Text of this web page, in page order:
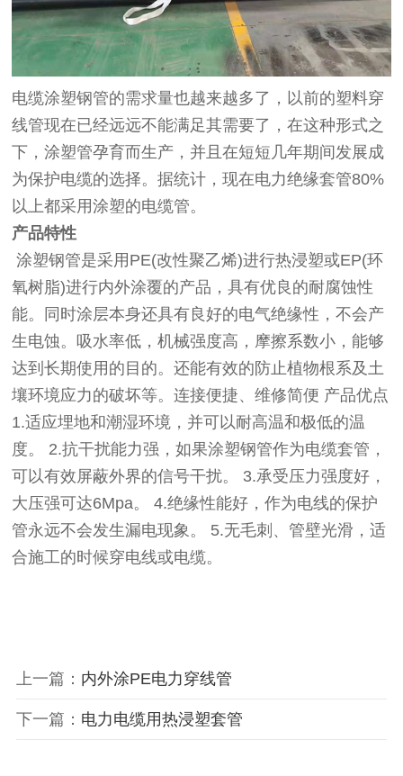
电缆涂塑钢管的需求量也越来越多了，以前的塑料穿
线管现在已经远远不能满足其需要了，在这种形式之
下，涂塑管孕育而生产，并且在短短几年期间发展成
为保护电缆的选择。据统计，现在电力绝缘套管80%
以上都采用涂塑的电缆管。
产品特性
涂塑钢管是采用PE(改性聚乙烯)进行热浸塑或EP(环
氧树脂)进行内外涂覆的产品，具有优良的耐腐蚀性
能。同时涂层本身还具有良好的电气绝缘性，不会产
生电蚀。吸水率低，机械强度高，摩擦系数小，能够
达到长期使用的目的。还能有效的防止植物根系及土
壤环境应力的破坏等。连接便捷、维修简便 产品优点
1.适应埋地和潮湿环境，并可以耐高温和极低的温
度。 2.抗干扰能力强，如果涂塑钢管作为电缆套管，
可以有效屏蔽外界的信号干扰。 3.承受压力强度好，
大压强可达6Mpa。 4.绝缘性能好，作为电线的保护
管永远不会发生漏电现象。 5.无毛刺、管壁光滑，适
合施工的时候穿电线或电缆。
上一篇： 内外涂PE电力穿线管
下一篇： 电力电缆用热浸塑套管